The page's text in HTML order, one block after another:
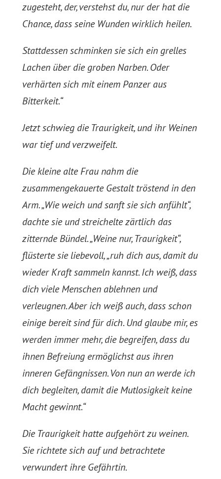
zugesteht, der, verstehst du, nur der hat die
Chance, dass seine Wunden wirklich heilen.
Stattdessen schminken sie sich ein grelles
Lachen über die groben Narben. Oder
verhärten sich mit einem Panzer aus
Bitterkeit.“
Jetzt schwieg die Traurigkeit, und ihr Weinen
war tief und verzweifelt.
Die kleine alte Frau nahm die
zusammengekauerte Gestalt tröstend in den
Arm. „Wie weich und sanft sie sich anfühlt“,
dachte sie und streichelte zärtlich das
zitternde Bündel. „Weine nur, Traurigkeit“,
flüsterte sie liebevoll, „ruh dich aus, damit du
wieder Kraft sammeln kannst. Ich weiß, dass
dich viele Menschen ablehnen und
verleugnen. Aber ich weiß auch, dass schon
einige bereit sind für dich. Und glaube mir, es
werden immer mehr, die begreifen, dass du
ihnen Befreiung ermöglichst aus ihren
inneren Gefängnissen. Von nun an werde ich
dich begleiten, damit die Mutlosigkeit keine
Macht gewinnt.“
Die Traurigkeit hatte aufgehört zu weinen.
Sie richtete sich auf und betrachtete
verwundert ihre Gefährtin.